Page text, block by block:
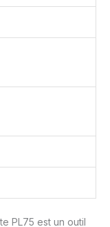
PL75 est un outil